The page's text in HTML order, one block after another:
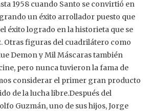
1958 cuando Santo se convirtió en
un éxito arrollador puesto que
éxito logrado en la historieta que se
Otras figuras del cuadrilátero como
Demon y Mil Máscaras también
pero nunca tuvieron la fama de
considerar el primer gran producto
de la lucha libre.Después del
Guzmán, uno de sus hijos, Jorge